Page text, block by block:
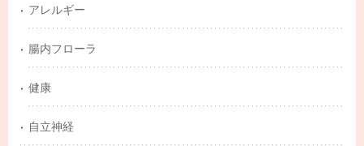
アレルギー
腸内フローラ
健康
自立神経